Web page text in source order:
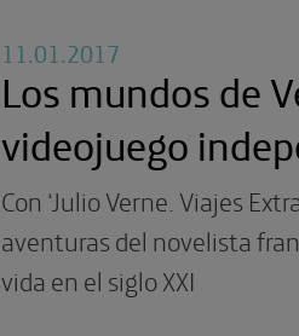
11.01.2017
Los mundos de
videojuego
Con ‘Julio Verne. Viajes
aventuras del novelista
vida en el siglo XXI